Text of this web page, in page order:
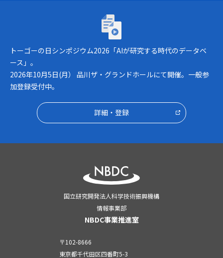
トーゴーの日シンポジウム2026「AIが研究
トーゴーの日シンポジウム2026「AIが研究する時代のデータベ
ース」。
2026年10月5日(月） 品川ザ・グランドホールにて開催。一般参
加登録受付中。
詳細・登録
国立研究開発法人科学技術振興機構
情報事業部
NBDC事業推進室
〒102-8666
東京都千代田区四番町5-3